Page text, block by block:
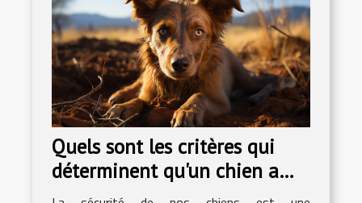
Quels sont les critères qui
déterminent qu'un chien a
été retrouvé en sécurité?